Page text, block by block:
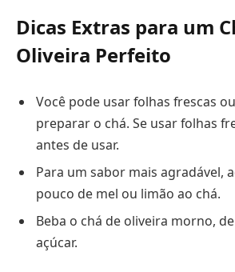
Dicas Extras para um
Oliveira Perfeito
Você pode usar folhas frescas
preparar o chá. Se usar folhas
antes de usar.
Para um sabor mais agradável,
pouco de mel ou limão ao chá.
Beba o chá de oliveira morno,
açúcar.